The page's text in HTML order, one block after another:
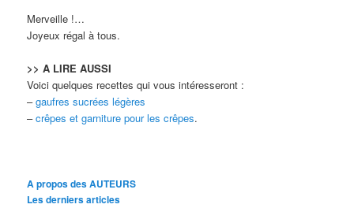
Merveille !…
Joyeux régal à tous.
>> A LIRE AUSSI
Voici quelques recettes qui vous intéresseront :
–gaufres sucrées légères
–crêpes et garniture pour les crêpes.
A propos des AUTEURS
Les derniers articles